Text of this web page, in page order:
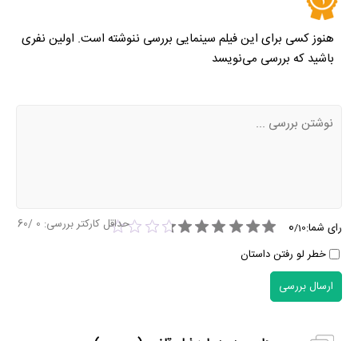
هنوز کسی برای این فیلم سینمایی بررسی ننوشته است. اولین نفری
باشید که بررسی می‌نویسد
رای شما: 0/10
خطر لو رفتن داستان
حداقل کارکتر بررسی: 0
/60
ارسال بررسی